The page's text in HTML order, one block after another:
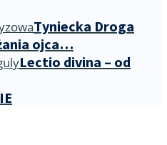
Tyniecka Droga
ojca…
Lectio divina – od